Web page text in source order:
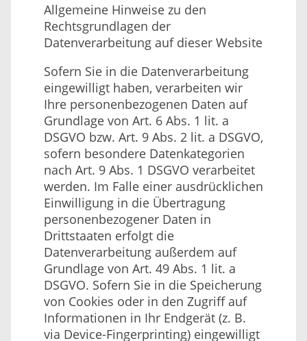
Allgemeine Hinweise zu den
Rechtsgrundlagen der
Datenverarbeitung auf dieser Website
Sofern Sie in die Datenverarbeitung
eingewilligt haben, verarbeiten wir
Ihre personenbezogenen Daten auf
Grundlage von Art. 6 Abs. 1 lit. a
DSGVO bzw. Art. 9 Abs. 2 lit. a DSGVO,
sofern besondere Datenkategorien
nach Art. 9 Abs. 1 DSGVO verarbeitet
werden. Im Falle einer ausdrücklichen
Einwilligung in die Übertragung
personenbezogener Daten in
Drittstaaten erfolgt die
Datenverarbeitung außerdem auf
Grundlage von Art. 49 Abs. 1 lit. a
DSGVO. Sofern Sie in die Speicherung
von Cookies oder in den Zugriff auf
Informationen in Ihr Endgerät (z. B.
via Device-Fingerprinting) eingewilligt